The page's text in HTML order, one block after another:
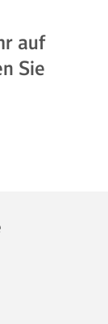
auf
Sie